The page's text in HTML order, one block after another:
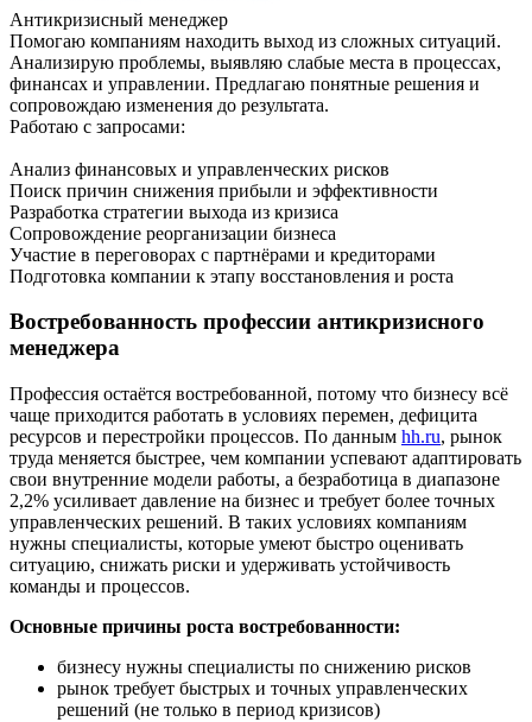
Антикризисный менеджер
Помогаю компаниям находить выход из сложных ситуаций.
Анализирую проблемы, выявляю слабые места в процессах,
финансах и управлении. Предлагаю понятные решения и
сопровождаю изменения до результата.
Работаю с запросами:
Анализ финансовых и управленческих рисков
Поиск причин снижения прибыли и эффективности
Разработка стратегии выхода из кризиса
Сопровождение реорганизации бизнеса
Участие в переговорах с партнёрами и кредиторами
Подготовка компании к этапу восстановления и роста
Востребованность профессии антикризисного
менеджера
Профессия остаётся востребованной, потому что бизнесу всё
чаще приходится работать в условиях перемен, дефицита
ресурсов и перестройки процессов. По данным hh.ru, рынок
труда меняется быстрее, чем компании успевают адаптировать
свои внутренние модели работы, а безработица в диапазоне
2,2% усиливает давление на бизнес и требует более точных
управленческих решений. В таких условиях компаниям
нужны специалисты, которые умеют быстро оценивать
ситуацию, снижать риски и удерживать устойчивость
команды и процессов.
Основные причины роста востребованности:
бизнесу нужны специалисты по снижению рисков
рынок требует быстрых и точных управленческих
решений (не только в период кризисов)